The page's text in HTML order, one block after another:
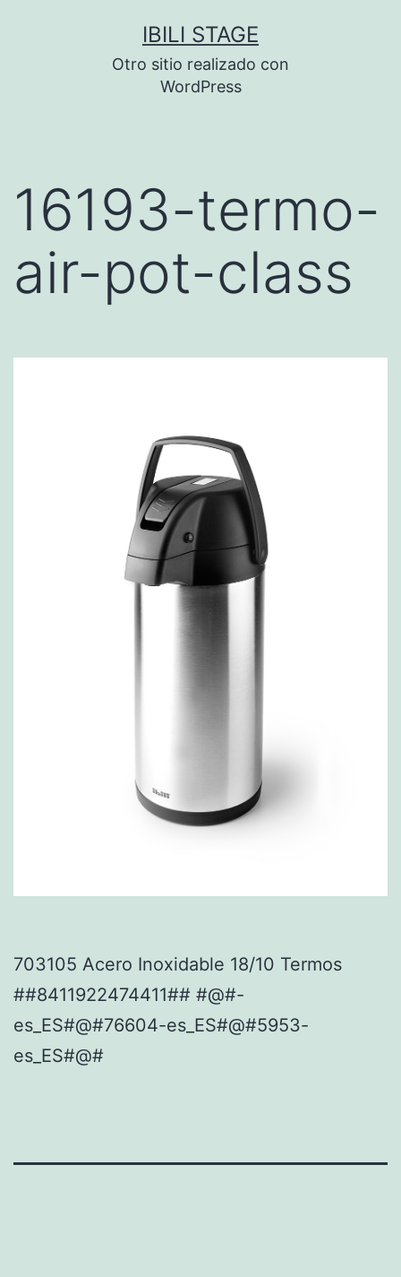
IBILI STAGE
Otro sitio realizado con
WordPress
16193-termo-
air-pot-class
703105 Acero Inoxidable 18/10 Termos
##8411922474411## #@#-
es_ES#@#76604-es_ES#@#5953-
es_ES#@#